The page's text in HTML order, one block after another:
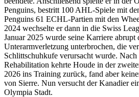
Penguins, bestritt 100 AHL-Spiele mit
Penguins 61 ECHL-Partien mit den
2024 wechselte er dann in die Swiss
Januar 2025 wurde seine Karriere abrupt
Unterarmverletzung unterbrochen, die
Schlittschuhkufe verursacht wurde.
Rehabilitation kehrte Houde in der
2026 ins Training zurück, fand aber
von Sierre. Nun versucht der Kanadier
Olympia Stadt.